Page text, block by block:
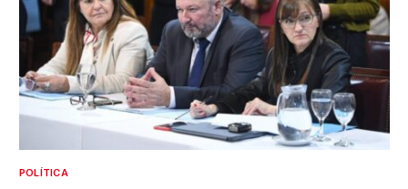
POLÍTICA